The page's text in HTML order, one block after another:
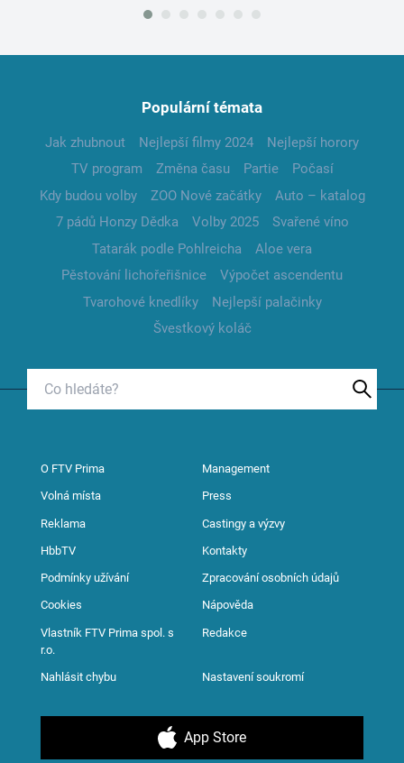
Populární témata
Jak zhubnout Nejlepší filmy 2024
Nejlepší horory
TV program
Změna času Partie
Počasí
Kdy budou volby
ZOO Nové začátky
Auto – katalog
7 pádů Honzy Dědka
Volby 2025
Svařené víno
Tatarák podle Pohlreicha
Aloe vera
Pěstování lichořeřišnice
Výpočet ascendentu
Tvarohové knedlíky
Nejlepší palačinky
Švestkový koláč
O FTV Prima Management
Volná místa Press
Reklama Castingy a výzvy
HbbTV Kontakty
Podmínky užívání Zpracování osobních údajů
Cookies Nápověda
Vlastník FTV Prima spol. s
r.o.
Redakce
Nahlásit chybu Nastavení soukromí
App Store